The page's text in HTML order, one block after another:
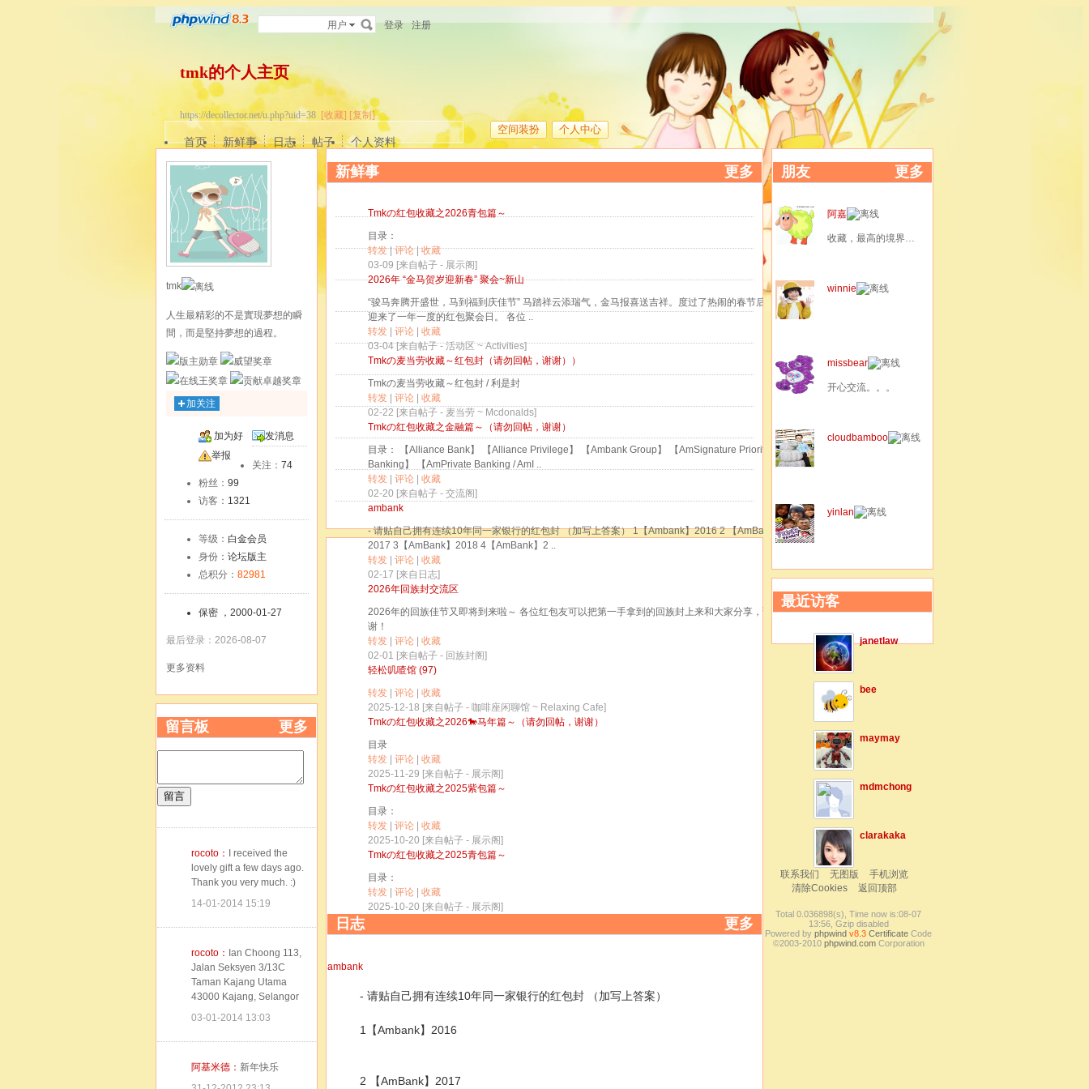
用户 登录 注册
tmk的个人主页
https://decollector.net/u.php?uid=38 [收藏] [复制]
空间装扮 个人中心
首页 新鲜事 日志 帖子 个人资料
tmk
人生最精彩的不是實現夢想的瞬
間，而是堅持夢想的過程。
加关注
加为好
友
发消息
举报
关注： 74
粉丝： 99
访客： 1321
等级： 白金会员
身份： 论坛版主
总积分： 82981
保密 ，2000-01-27
最后登录：2026-08-07
更多资料
更多
留言板
留言
rocoto： I received the
lovely gift a few days ago.
Thank you very much. :)
14-01-2014 15:19
rocoto： Ian Choong 113,
Jalan Seksyen 3/13C
Taman Kajang Utama
43000 Kajang, Selangor
03-01-2014 13:03
阿基米德： 新年快乐
更多
新鲜事
Tmkの红包收藏之2026青包篇～
目录：
转发|评论|收藏
03-09 [来自帖子 - 展示阁]
2026年 “金马贺岁迎新春” 聚会~新山
“骏马奔腾开盛世，马到福到庆佳节” 马踏祥云添瑞气，金马报喜送吉祥。度过了热闹的春节后，又
迎来了一年一度的红包聚会日。 各位 ..
转发 | 评论 | 收藏
03-04 [来自帖子 -活动区 ~ Activities]
Tmkの麦当劳收藏～红包封（请勿回帖，谢谢））
Tmkの麦当劳收藏～红包封 / 利是封
转发 | 评论 | 收藏
02-22 [来自帖子 - 麦当劳 ~ Mcdonalds]
Tmkの红包收藏之金融篇～（请勿回帖，谢谢）
目录： 【Alliance Bank】 【Alliance Privilege】 【Ambank Group】 【AmSignature Priority
Banking】 【AmPrivate Banking / AmI ..
转发 | 评论 | 收藏
02-20 [来自帖子 - 交流阁]
ambank
- 请贴自己拥有连续10年同一家银行的红包封 （加写上答案） 1【Ambank】2016 2 【AmBank】
2017 3【AmBank】2018 4【AmBank】2 ..
转发 | 评论 | 收藏
02-17 [来自日志]
2026年回族封交流区
2026年的回族佳节又即将到来啦～ 各位红包友可以把第一手拿到的回族封上来和大家分享，谢
谢！
转发 | 评论 | 收藏
02-01 [来自帖子 - 回族封阁]
轻松叽喳馆 (97)
转发 | 评论 | 收藏
2025-12-18 [来自帖子 - 咖啡座闲聊馆 ~ Relaxing Cafe]
Tmkの红包收藏之2026🐎马年篇～（请勿回帖，谢谢）
目录
转发 | 评论 | 收藏
2025-11-29 [来自帖子 - 展示阁]
Tmkの红包收藏之2025紫包篇～
目录：
转发 | 评论 | 收藏
2025-10-20 [来自帖子 - 展示阁]
Tmkの红包收藏之2025青包篇～
目录：
转发 | 评论 | 收藏
2025-10-20 [来自帖子 - 展示阁]
更多
日志
ambank
- 请贴自己拥有连续10年同一家银行的红包封 （加写上答案）
1【Ambank】2016
2 【AmBank】2017
更多
朋友
阿嘉
收藏，最高的境界是 -- 分享。
winnie
missbear
开心交流。。。
cloudbamboo
yinlan
最近访客
janetlaw
bee
maymay
mdmchong
clarakaka
联系我们 无图版
手机浏览
清除Cookies
返回顶部
Total 0.036898(s), Time now is:08-07
13:56, Gzip disabled
Powered by phpwind v8.3 Certificate Code
©2003-2010 phpwind.comCorporation